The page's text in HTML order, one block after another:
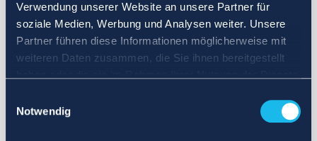
Verwendung unserer Website an unsere Partner für
soziale Medien, Werbung und Analysen weiter. Unsere
Partner führen diese Informationen möglicherweise mit
weiteren Daten zusammen, die Sie ihnen bereitgestellt
Notwendig